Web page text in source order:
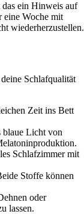
das ein Hinweis auf
eine Woche mit
wiederherzustellen.
Schlafqualität
Zeit ins Bett
blaue Licht von
Schlafzimmer mit
Stoffe können
oder
lassen.